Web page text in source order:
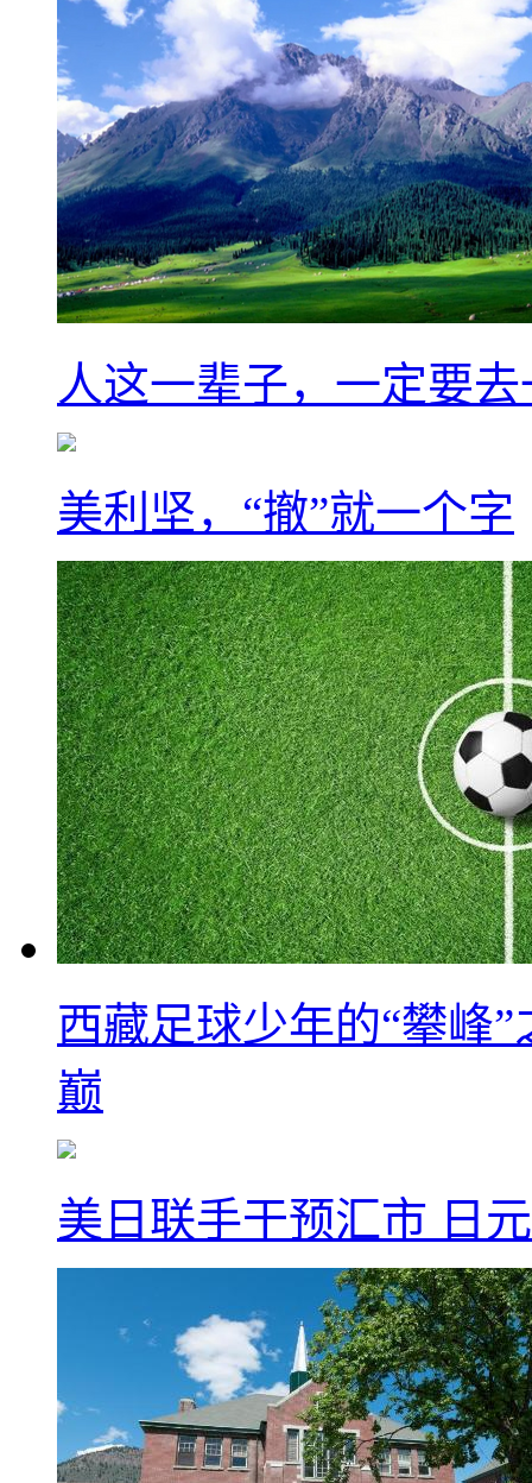
人这一辈子，一定要
美利坚，“撤”就一个字
西藏足球少年的“攀峰
巅
美日联手干预汇市 日